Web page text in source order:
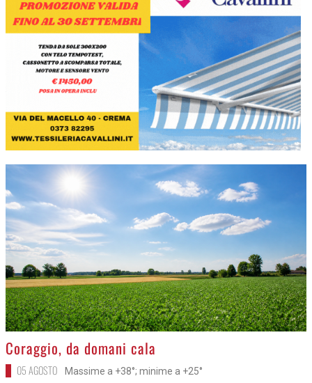
>
Coraggio, da domani cala
05 AGOSTO Massime a +38°; minime a +25°